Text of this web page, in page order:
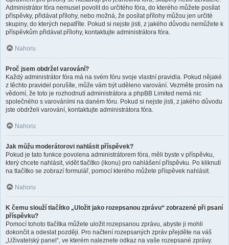
Administrátor fóra nemusel povolit do určitého fóra, do kterého můžete posílat
příspěvky, přidávat přílohy, nebo možná, že posílat přílohy můžou jen určité
skupiny, do kterých nepatříte. Pokud si nejste jisti, z jakého důvodu nemůžete k
příspěvkům přidávat přílohy, kontaktujte administrátora fóra.
Nahoru
Proč jsem obdržel varování?
Každý administrátor fóra má na svém fóru svoje vlastní pravidla. Pokud nějaké
z těchto pravidel porušíte, může vám být uděleno varování. Vezměte prosím na
vědomí, že toto je rozhodnutí administrátora a phpBB Limited nemá nic
společného s varováními na daném fóru. Pokud si nejste jisti, z jakého důvodu
jste obdrželi varování, kontaktujte administrátora fóra.
Nahoru
Jak můžu moderátorovi nahlásit příspěvek?
Pokud je tato funkce povolena administrátorem fóra, měli byste v příspěvku,
který chcete nahlásit, vidět tlačítko (ikonu) pro nahlášení příspěvku. Po kliknutí
na tlačítko se zobrazí formulář, pomocí kterého můžete příspěvek nahlásit.
Nahoru
K čemu slouží tlačítko „Uložit jako rozepsanou zprávu“ zobrazené při psaní
příspěvku?
Pomocí tohoto tlačítka můžete uložit rozepsanou zprávu, abyste ji mohli
dokončit a odeslat později. Pro načtení rozepsaných zpráv přejděte na váš
„Uživatelský panel“, ve kterém naleznete odkaz na vaše rozepsané zprávy.